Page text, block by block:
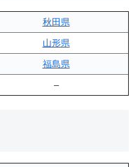
秋田県
山形県
福島県
–